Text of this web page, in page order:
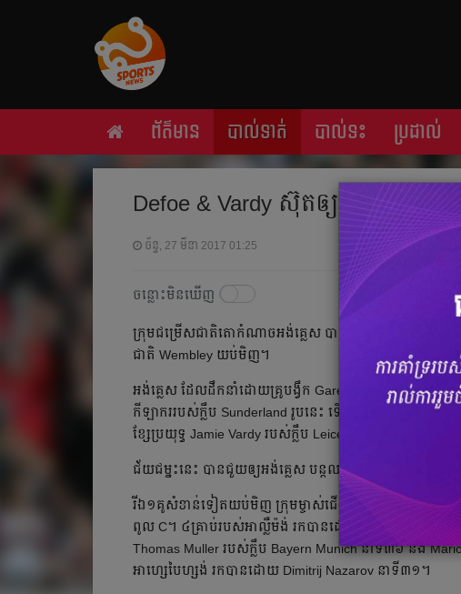
ព័ត៌មាន បាល់ទាត់ បាល់ទះ ប្រដាល់
Defoe & Vardy ​​ស៊ុត​ឲ្យ​អង់គ្លេស
ច័ន្ទ, 27 មីនា 2017 01:25
ចន្លោះមិនឃើញ
ក្រុម​ជម្រើស​ជាតិ​តោ​កំណាច​អង់គ្លេស ​បាន​យក​​ឈ្នះ​លើ​លីទុយអានី​
ជាតិ​ Wembley ​យប់​មិញ។
អង់គ្លេស ​ដែល​ដឹក​នាំ​ដោយ​គ្រូ​បង្វឹក​ Gareth Southgate ​​​​រក​ប
កីឡាករ​របស់​ក្លឹប​ Sunderland ​រូប​នេះ​ ​ទើប​ជាប់​ជម្រើស​ជា
ខ្សែ​ប្រយុទ្ធ​ Jamie Vardy ​របស់​ក្លឹប​ Leicester City ​​​នាទី​៦៦ ​បន្
ជ័យ​ជម្នះ​នេះ​ បាន​ជួយ​ឲ្យ​អង់គ្លេស ​បន្ត​ឈរ​កំពូល​តារាង​ពូល​ F
រីឯ​១​គូ​សំខាន់​ទៀត​យប់​មិញ​ ​​ក្រុម​ម្ចាស់​ជើង​ឯក​ World Cup 2014
ពូល​ C។ ​៤​គ្រាប់​របស់​អាល្លឺម៉ង់​ ​រក​បាន​ដោយ​ Andre Schuerrle
Thomas Muller ​របស់​ក្លឹប​ Bayern Munich ​នាទី​៣៦ ​និង​
អាហ្សេបៃហ្សង់ ​រក​បាន​ដោយ​ ​Dimitrij Nazarov ​នាទី​៣១។